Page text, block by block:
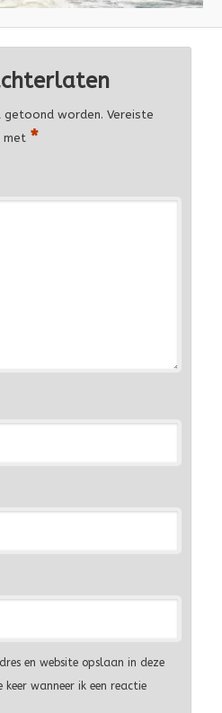
getoond worden. Vereiste
met *
en website opslaan in deze
keer wanneer ik een reactie